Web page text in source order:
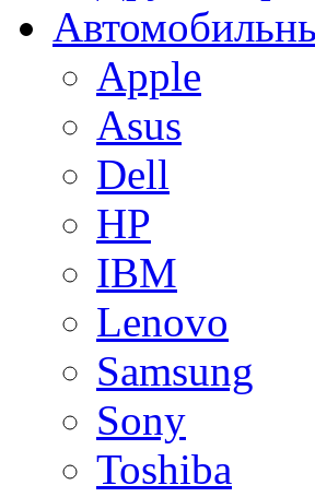
Apple
Asus
Dell
HP
IBM
Lenovo
Samsung
Sony
Toshiba